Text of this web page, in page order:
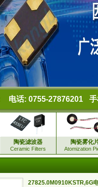
电话: 0755-27876201
陶瓷滤波器
Ceramic Filters
陶瓷雾化
Atomization
27825.0M0910KSTR,6G